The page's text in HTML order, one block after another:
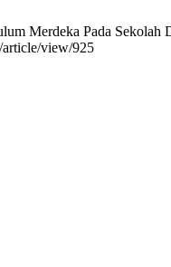
Merdeka Pada
view/925